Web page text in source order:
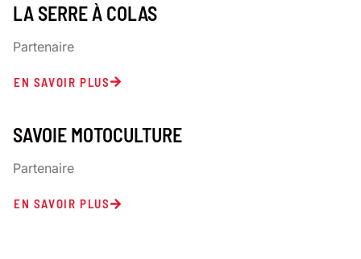
LA SERRE À COLAS
Partenaire
EN SAVOIR PLUS
SAVOIE MOTOCULTURE
Partenaire
EN SAVOIR PLUS